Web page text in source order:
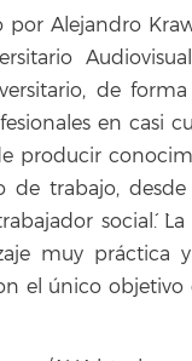
Alejandro
de
en casi
producir
de trabajo,
social´.
muy práctica
el único